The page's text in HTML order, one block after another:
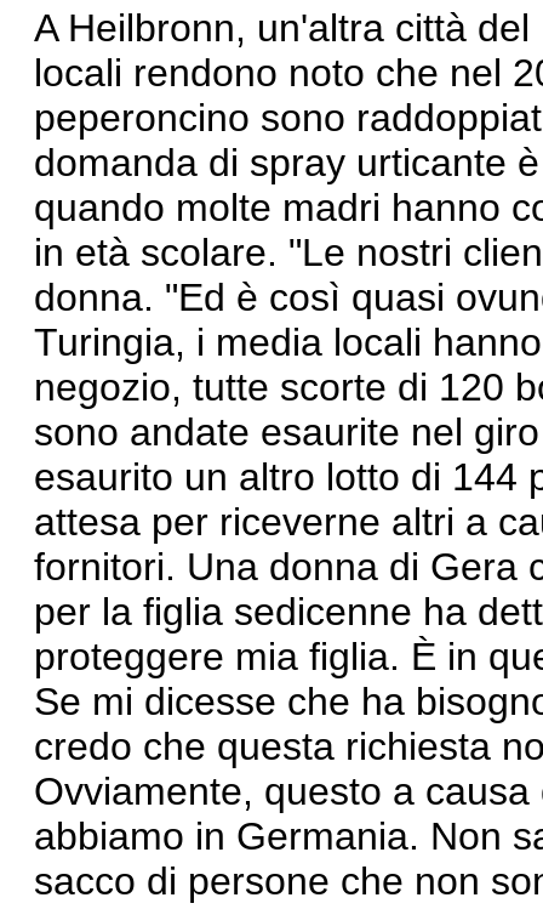
A Heilbronn, un'altra città
locali rendono noto che nel
peperoncino sono
domanda di spray urticante
quando molte madri hanno
in età scolare. "Le nostri
donna. "Ed è così quasi
Turingia, i media locali
negozio, tutte scorte di 120
sono andate esaurite nel
esaurito un altro lotto di 144
attesa per riceverne altri a
fornitori. Una donna di Gera
per la figlia sedicenne ha
proteggere mia figlia. È in
Se mi dicesse che ha
credo che questa richiesta
Ovviamente, questo a
abbiamo in Germania. Non
sacco di persone che non